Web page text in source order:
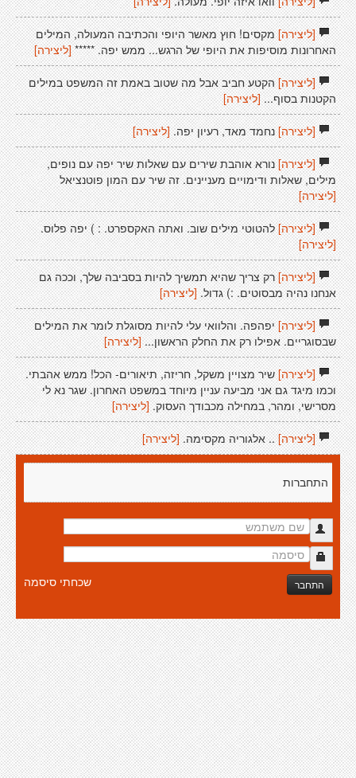
[ליצירה]מקסים! חוץ מאשר היופי והכתיבה המעולה, המילים
האחרונות מוסיפות את היופי של הרגש... ממש יפה. ***** [ליצירה]
[ליצירה]הקטע חביב אבל מה שטוב באמת זה המשפט במילים
הקטנות בסוף... [ליצירה]
[ליצירה]נחמד מאד, רעיון יפה. [ליצירה]
[ליצירה]נורא אוהבת שירים עם שאלות שיר יפה עם נופים,
מילים, שאלות ודימויים מעניינים. זה שיר עם המון פוטנציאל
[ליצירה]
[ליצירה]להטוטי מילים שוב. ואתה האקספרט. : ) יפה פלוס.
[ליצירה]
[ליצירה]רק צריך שהיא תמשיך להיות בסביבה שלך, וככה גם
אנחנו נהיה מבסוטים. :) גדול. [ליצירה]
[ליצירה]יפהפה. והלוואי עלי להיות מסוגלת לומר את המילים
שבסוגריים. אפילו רק את החלק הראשון... [ליצירה]
[ליצירה]שיר מצויין משקל, חריזה, תיאורים- הכל! ממש אהבתי.
וכמו מיגד גם אני מביעה עניין מיוחד במשפט האחרון. שגר נא לי
מסרישי, ומהר, במחילה מכבודך העסוק. [ליצירה]
[ליצירה].. אלגוריה מקסימה.[ליצירה]
התחברות
התחבר שכחתי סיסמה